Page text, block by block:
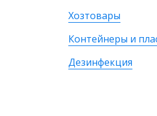
Хозтовары
Контейнеры и
Дезинфекция